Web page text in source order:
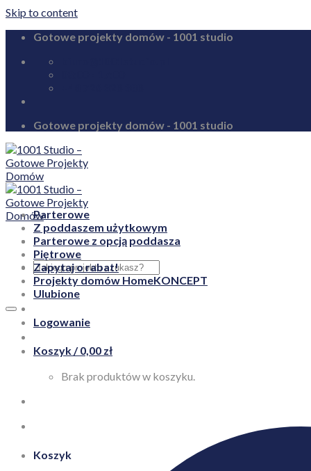
Skip to content
Gotowe projekty domów - 1001 studio
Gotowe projekty domów - 1001 studio
Ulubione
Logowanie
Koszyk /0,00 zł
Brak produktów w koszyku.
Koszyk
Parterowe
Z poddaszem użytkowym
Parterowe z opcją poddasza
Piętrowe
Zapytaj o rabat!
Projekty domów HomeKONCEPT